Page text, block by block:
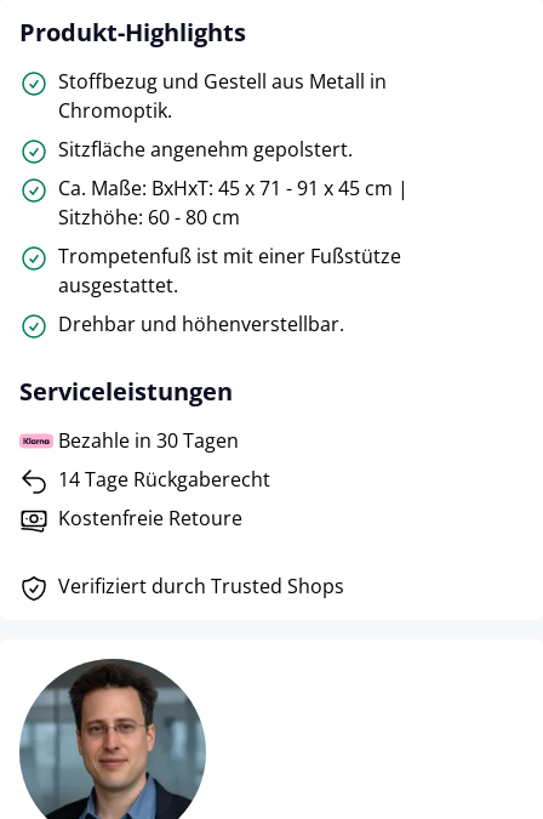
Produkt-Highlights
Stoffbezug und Gestell aus Metall in
Chromoptik.
Sitzfläche angenehm gepolstert.
Ca. Maße: BxHxT: 45 x 71 - 91 x 45 cm |
Sitzhöhe: 60 - 80 cm
Trompetenfuß ist mit einer Fußstütze
ausgestattet.
Drehbar und höhenverstellbar.
Serviceleistungen
Bezahle in 30 Tagen
14 Tage Rückgaberecht
Kostenfreie Retoure
Verifiziert durch Trusted Shops